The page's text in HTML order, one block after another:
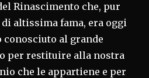
Rinascimento che, pur
altissima fama, era oggi
al grande
per restituire alla nostra
che le appartiene e per